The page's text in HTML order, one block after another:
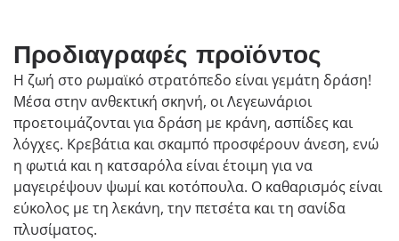
Προδιαγραφές προϊόντος
Η ζωή στο ρωμαϊκό στρατόπεδο είναι γεμάτη δράση!
Μέσα στην ανθεκτική σκηνή, οι Λεγεωνάριοι
προετοιμάζονται για δράση με κράνη, ασπίδες και
λόγχες. Κρεβάτια και σκαμπό προσφέρουν άνεση, ενώ
η φωτιά και η κατσαρόλα είναι έτοιμη για να
μαγειρέψουν ψωμί και κοτόπουλα. Ο καθαρισμός είναι
εύκολος με τη λεκάνη, την πετσέτα και τη σανίδα
πλυσίματος.